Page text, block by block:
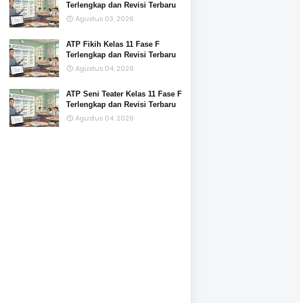
Terlengkap dan Revisi Terbaru
Agustus 03, 2026
ATP Fikih Kelas 11 Fase F
Terlengkap dan Revisi Terbaru
Agustus 04, 2026
ATP Seni Teater Kelas 11 Fase F
Terlengkap dan Revisi Terbaru
Agustus 04, 2026